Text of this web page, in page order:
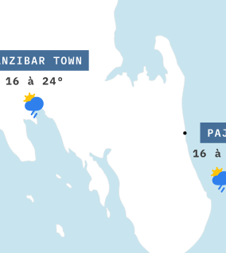
Continuer avec Apple
ou connectez-vous par mail